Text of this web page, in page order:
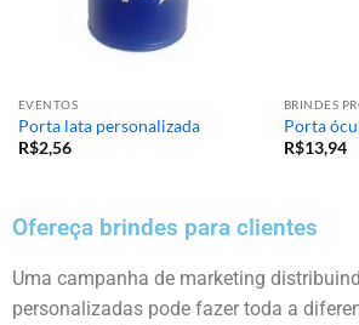
EVENTOS
Porta lata personalizada
R$2,56
BRINDES
Porta
R$13,94
Ofereça brindes para clientes
Uma campanha de marketing
personalizadas pode fazer toda a